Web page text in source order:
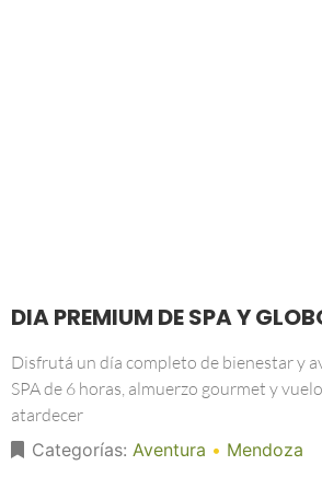
DIA PREMIUM DE SPA Y
Disfrutá un día completo de bienestar y
SPA de 6 horas, almuerzo gourmet y
atardecer
Categorías: Aventura • Mendoza